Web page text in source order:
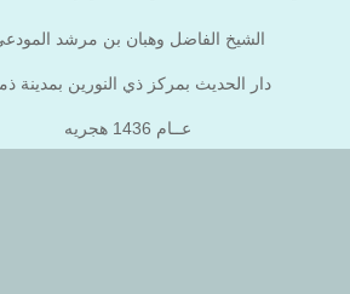
الشيخ الفاضل وهبان بن مرشد
دار الحديث بمركز ذي النورين بمدينة
عــام 1436 هجريه